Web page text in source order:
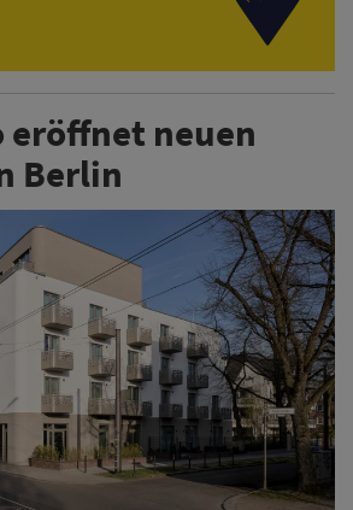
neuen
Berlin